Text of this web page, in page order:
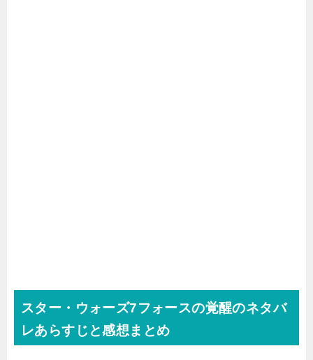
スター・ウォーズ7フォースの覚醒のネタバ
レあらすじと感想まとめ